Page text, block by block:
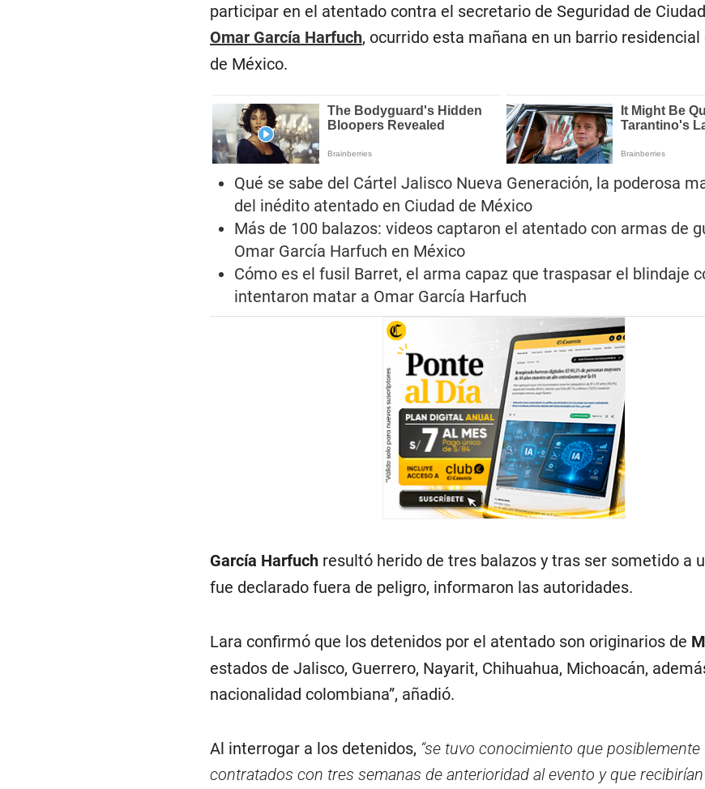
participar en el atentado contra el secretario de Seguridad de
Omar García Harfuch, ocurrido esta mañana en un barrio residencial
de México.
Qué se sabe del Cártel Jalisco Nueva Generación, la poderosa
del inédito atentado en Ciudad de México
Más de 100 balazos: videos captaron el atentado con armas de
Omar García Harfuch en México
Cómo es el fusil Barret, el arma capaz que traspasar el blindaje
intentaron matar a Omar García Harfuch
García Harfuchresultó herido de tres balazos y tras ser sometido a
fue declarado fuera de peligro, informaron las autoridades.
Lara confirmó que los detenidos por el atentado son originarios de
estados de Jalisco, Guerrero, Nayarit, Chihuahua, Michoacán,
nacionalidad colombiana”, añadió.
Al interrogar a los detenidos, “se tuvo conocimiento que
contratados con tres semanas de anterioridad al evento y que